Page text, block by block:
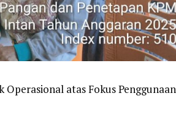
atas Fokus Penggunaan